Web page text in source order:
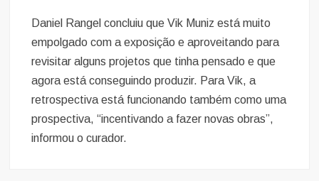
Daniel Rangel concluiu que Vik Muniz está muito
empolgado com a exposição e aproveitando para
revisitar alguns projetos que tinha pensado e que
agora está conseguindo produzir. Para Vik, a
retrospectiva está funcionando também como uma
prospectiva, “incentivando a fazer novas obras”,
informou o curador.